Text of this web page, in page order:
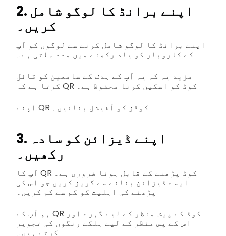
2. اپنے برانڈ کا لوگو شامل
کریں۔
اپنے برانڈ کا لوگو شامل کرنے سے لوگوں کو آپ
کے کاروبار کو یاد رکھنے میں مدد ملتی ہے۔
مزید یہ کہ یہ آپ کے ہدف کے سامعین کو قائل
کرتا ہے کہ QR کوڈ کو اسکین کرنا محفوظ ہے۔
اپنے QR کوڈز کو آفیشل بنائیں۔
3. اپنے ڈیزائن کو سادہ
رکھیں۔
آپ کا QR کوڈ پڑھنے کے قابل ہونا ضروری ہے۔
ایسے ڈیزائن بنانے سے گریز کریں جو اس کی
پڑھنے کی اہلیت کو کم سے کم کریں۔
ہم آپ کے QR کوڈ کے پیش منظر کے لیے گہرے اور
اس کے پس منظر کے لیے ہلکے رنگوں کی تجویز
کرتے ہیں۔